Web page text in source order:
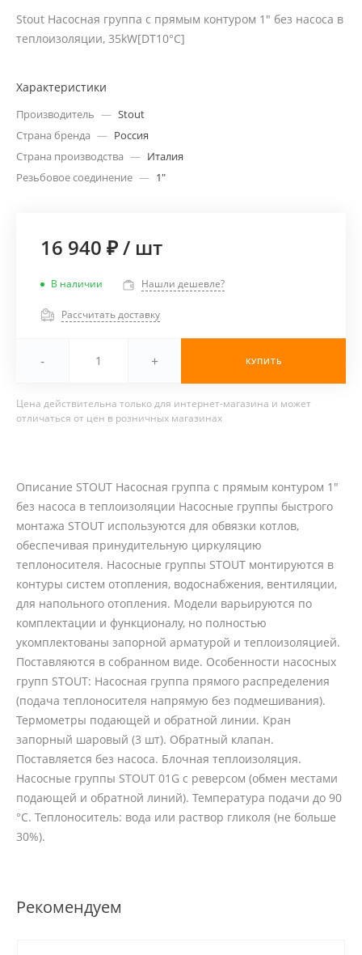
Stout Насосная группа с прямым контуром 1" без насоса в
теплоизоляции, 35kW[DT10°C]
Характеристики
Производитель — Stout
Страна бренда — Россия
Страна производства — Италия
Резьбовое соединение — 1"
16 940 ₽/ шт
В наличии Нашли дешевле?
Рассчитать доставку
- + КУПИТЬ
Цена действительна только для интернет-магазина и может
отличаться от цен в розничных магазинах
Описание STOUT Насосная группа с прямым контуром 1"
без насоса в теплоизоляции Насосные группы быстрого
монтажа STOUT используются для обвязки котлов,
обеспечивая принудительную циркуляцию
теплоносителя. Насосные группы STOUT монтируются в
контуры систем отопления, водоснабжения, вентиляции,
для напольного отопления. Модели варьируются по
комплектации и функционалу, но полностью
укомплектованы запорной арматурой и теплоизоляцией.
Поставляются в собранном виде. Особенности насосных
групп STOUT: Насосная группа прямого распределения
(подача теплоносителя напрямую без подмешивания).
Термометры подающей и обратной линии. Кран
запорный шаровый (3 шт). Обратный клапан.
Поставляется без насоса. Блочная теплоизоляция.
Насосные группы STOUT 01G с реверсом (обмен местами
подающей и обратной линий). Температура подачи до 90
°C. Теплоноситель: вода или раствор гликоля (не больше
30%).
Рекомендуем